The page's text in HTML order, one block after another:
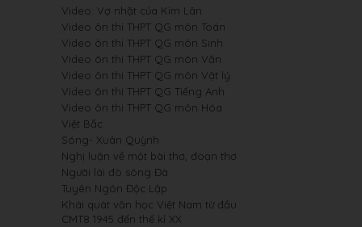
Video: Vợ nhặt của Kim Lân
Video ôn thi THPT QG môn Toán
Video ôn thi THPT QG môn Sinh
Video ôn thi THPT QG môn Văn
Video ôn thi THPT QG môn Vật lý
Video ôn thi THPT QG Tiếng Anh
Video ôn thi THPT QG môn Hóa
Việt Bắc
Sóng- Xuân Quỳnh
Nghị luận về một bài thơ, đoạn thơ
Người lái đò sông Đà
Tuyên Ngôn Độc Lập
Khái quát văn học Việt Nam từ đầu
CMT8 1945 đến thế kỉ XX